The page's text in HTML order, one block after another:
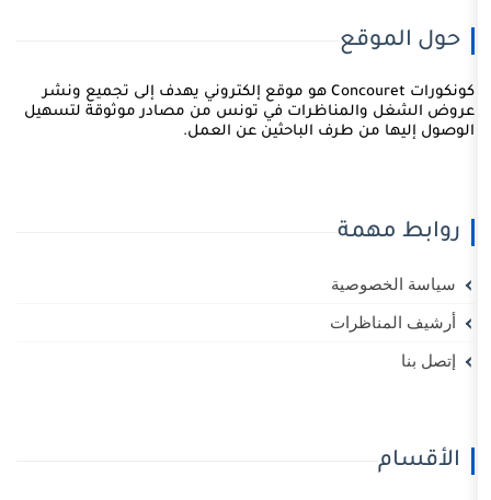
كونكورات Concouret هو موقع إلكتروني يهدف إلى تجميع ونشر
في تونس من مصادر موثوقة لتسهيل
طرف الباحثين عن العمل.